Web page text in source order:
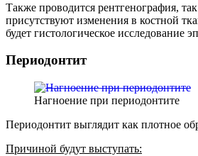
Также проводится рентгенография,
присутствуют изменения в костной
будет гистологическое исследование
Периодонтит
Нагноение при периодонтите
Периодонтит выглядит как плотное
Причиной будут выступать: